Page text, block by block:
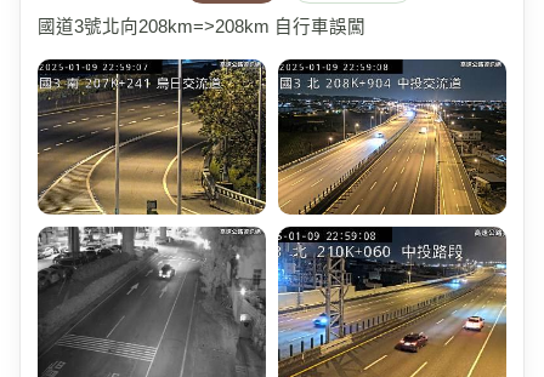
國道3號北向208km=>208km 自行車誤闖